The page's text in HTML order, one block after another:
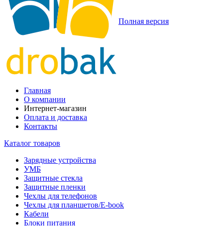
Полная версия
Главная
О компании
Интернет-магазин
Оплата и доставка
Контакты
Каталог товаров
Зарядные устройства
УМБ
Защитные стекла
Защитные пленки
Чехлы для телефонов
Чехлы для планшетов/E-book
Кабели
Блоки питания